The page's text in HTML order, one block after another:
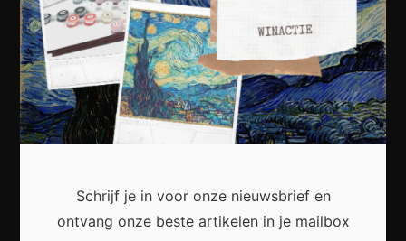
Kunst
Cultuur
Muziek
Lichaam en Geest
Business
Schrijf je in voor onze nieuwsbrief en
ontvang onze beste artikelen in je mailbox